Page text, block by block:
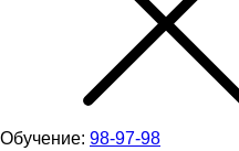
Обучение: 98-97-98